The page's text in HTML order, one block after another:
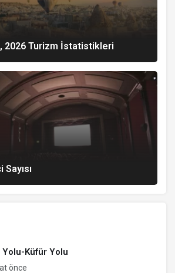
2026 Turizm İstatistikleri
Yolu-Küfür Yolu
önce